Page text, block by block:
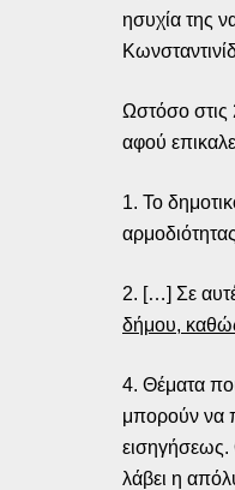
ησυχία της
Ωστόσο στις
αφού
1. Το
2. […] Σε
δήμου,
4. Θέματα
μπορούν να
εισηγήσεως.
λάβει η